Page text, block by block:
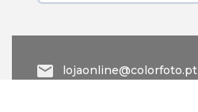
lojaonline@colorfoto.pt